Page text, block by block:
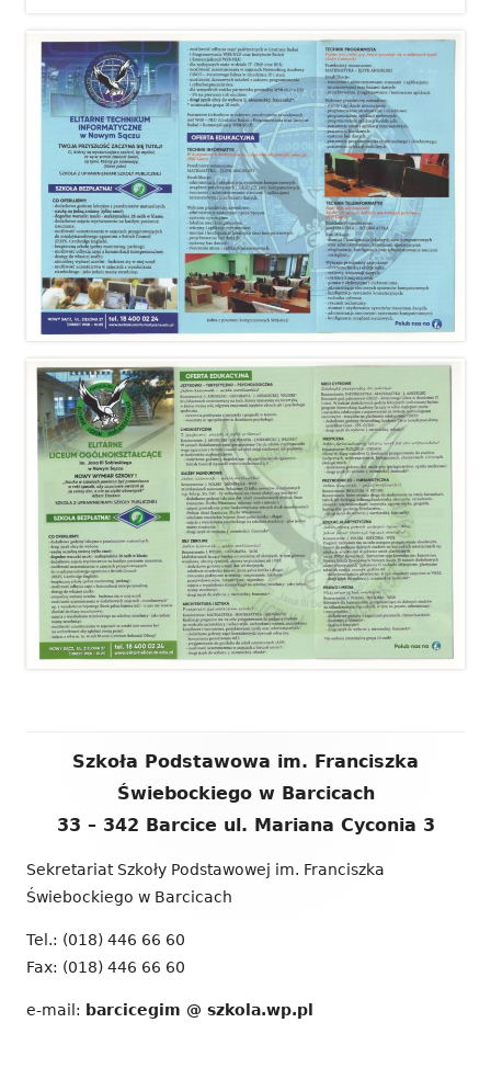
Zawartość
Szkoła Podstawowa im. Franciszka
Świebockiego w Barcicach
33 – 342 Barcice ul. Mariana Cyconia 3
Sekretariat Szkoły Podstawowej im. Franciszka
Świebockiego w Barcicach
Tel.: (018) 446 66 60
Fax: (018) 446 66 60
e-mail: barcicegim @ szkola.wp.pl